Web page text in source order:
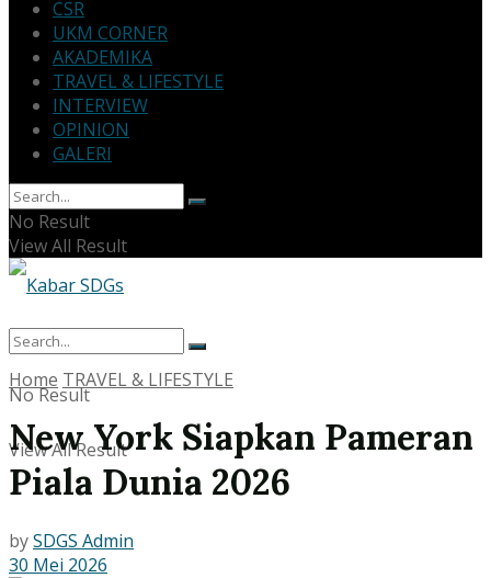
CSR
UKM CORNER
AKADEMIKA
TRAVEL & LIFESTYLE
INTERVIEW
OPINION
GALERI
No Result
View All Result
No Result
View All Result
Home TRAVEL & LIFESTYLE
New York Siapkan Pameran
Piala Dunia 2026
bySDGS Admin
30 Mei 2026